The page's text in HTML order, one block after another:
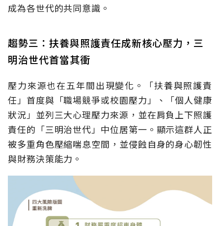
成為各世代的共同意識。
趨勢三：扶養與照護責任成新核心壓力，三
明治世代首當其衝
壓力來源也在五年間出現變化。「扶養與照護責
任」首度與「職場競爭或校園壓力」、「個人健康
狀況」並列三大心理壓力來源，並在肩負上下照護
責任的「三明治世代」中位居第一。顯示這群人正
被多重角色壓縮喘息空間，並侵蝕自身的身心韌性
與財務決策能力。